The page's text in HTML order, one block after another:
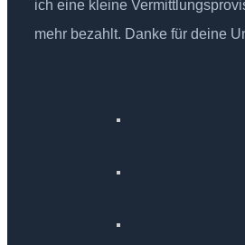
ich eine kleine
mehr bezahlt. Danke für deine